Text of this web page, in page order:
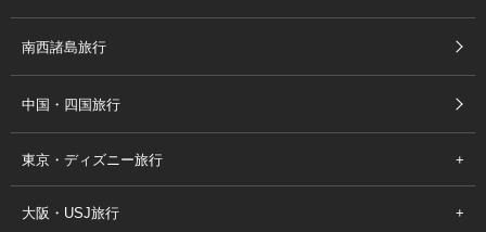
南西諸島旅行
中国・四国旅行
東京・ディズニー旅行
大阪・USJ旅行